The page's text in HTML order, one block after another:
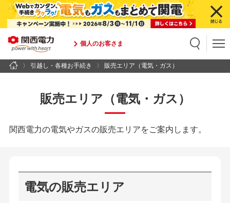
個人のお客さま
検索キーワード入力
引越し・各種お手続き 販売エリア（電気・ガス）
販売エリア（電気・ガス）
関西電力の電気やガスの販売エリアをご案内します。
電気の販売エリア